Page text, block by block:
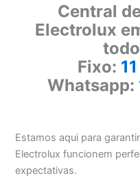
Central
Electrolux
Fixo:
Whatsapp:
Estamos aqui para
Electrolux funcionem
expectativas.